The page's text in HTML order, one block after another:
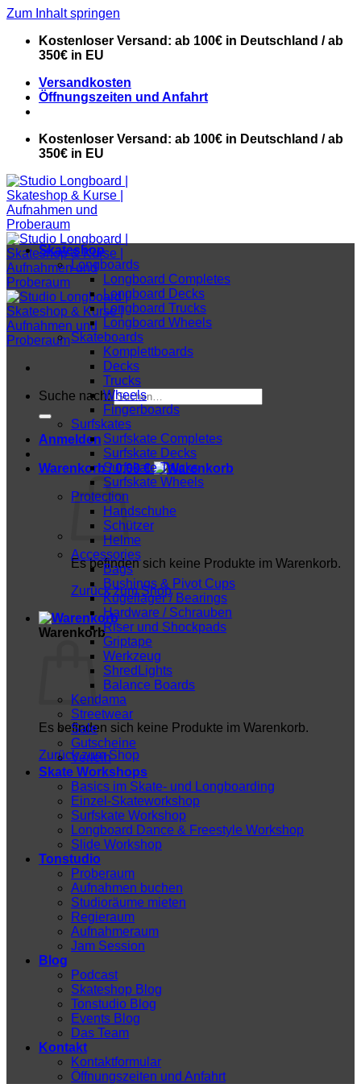
Zum Inhalt springen
Kostenloser Versand: ab 100€ in Deutschland / ab
350€ in EU
Versandkosten
Öffnungszeiten und Anfahrt
Kostenloser Versand: ab 100€ in Deutschland / ab
350€ in EU
Suche nach:
Anmelden
Warenkorb /0,00€
Es befinden sich keine Produkte im Warenkorb.
Zurück zum Shop
Warenkorb
Es befinden sich keine Produkte im Warenkorb.
Zurück zum Shop
Skateshop
Longboards
Longboard Completes
Longboard Decks
Longboard Trucks
Longboard Wheels
Skateboards
Komplettboards
Decks
Trucks
Wheels
Fingerboards
Surfskates
Surfskate Completes
Surfskate Decks
Surfskate Trucks
Surfskate Wheels
Protection
Handschuhe
Schützer
Helme
Accessories
Bags
Bushings & Pivot Cups
Kugellager / Bearings
Hardware / Schrauben
Riser und Shockpads
Griptape
Werkzeug
ShredLights
Balance Boards
Kendama
Streetwear
Sale
Gutscheine
Verleih
Skate Workshops
Basics im Skate- und Longboarding
Einzel-Skateworkshop
Surfskate Workshop
Longboard Dance & Freestyle Workshop
Slide Workshop
Tonstudio
Proberaum
Aufnahmen buchen
Studioräume mieten
Regieraum
Aufnahmeraum
Jam Session
Blog
Podcast
Skateshop Blog
Tonstudio Blog
Events Blog
Das Team
Kontakt
Kontaktformular
Öffnungszeiten und Anfahrt